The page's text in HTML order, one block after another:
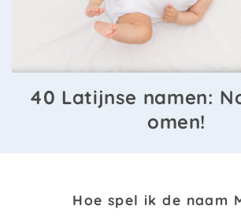
40 Latijnse namen:
omen!
Hoe spel ik de naam